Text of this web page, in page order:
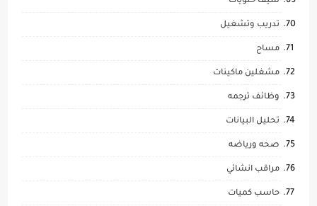
تدريب وتشغيل
مساح
مشغلين ماكينات
وظائف ترجمه
تحليل البيانات
صحه ورياضه
مراقب انشائي
حاسب كميات